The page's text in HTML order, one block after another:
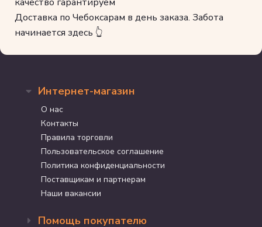
Доставка по Чебоксарам в день заказа. Забота
начинается здесь 👆
Интернет-магазин
О нас
Контакты
Правила торговли
Пользовательское соглашение
Политика конфиденциальности
Поставщикам и партнерам
Наши вакансии
Помощь покупателю